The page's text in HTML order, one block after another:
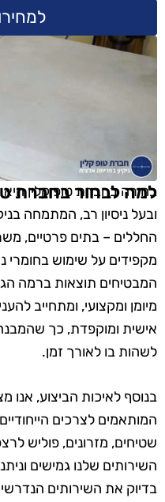
למה לבחור בחברת
בחירה בחברת טופ קלין היא
ובעל ניסיון רב, המתמחה
החללים – בתים פרטיים,
מקפידים על שימוש בחומרי
המבטיחים תוצאות ברמה
מיומן ומקצועי, ומתחייב
אישית ומוקפדת, כך
לשהות בו לאורך זמן.
בנוסף לאיכות הביצוע, אנו
המותאמים לצרכים
שטיחים, מזרונים, פוליש
השירותים שלנו גמישים
בדיוק את השירותים